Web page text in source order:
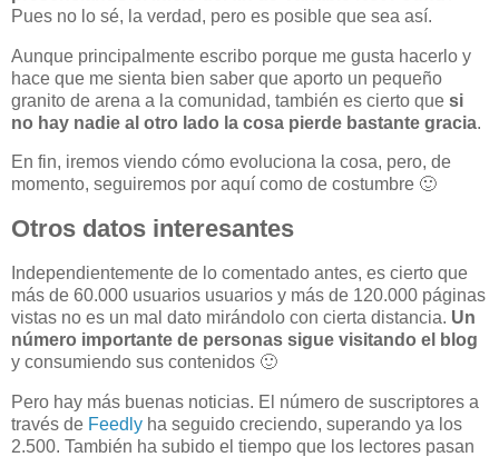
Pues no lo sé, la verdad, pero es posible que sea así.
Aunque principalmente escribo porque me gusta hacerlo y
hace que me sienta bien saber que aporto un pequeño
granito de arena a la comunidad, también es cierto que si
no hay nadie al otro lado la cosa pierde bastante gracia.
En fin, iremos viendo cómo evoluciona la cosa, pero, de
momento, seguiremos por aquí como de costumbre 🙂
Otros datos interesantes
Independientemente de lo comentado antes, es cierto que
más de 60.000 usuarios usuarios y más de 120.000 páginas
vistas no es un mal dato mirándolo con cierta distancia. Un
número importante de personas sigue visitando el blog
y consumiendo sus contenidos 🙂
Pero hay más buenas noticias. El número de suscriptores a
través de Feedly ha seguido creciendo, superando ya los
2.500. También ha subido el tiempo que los lectores pasan